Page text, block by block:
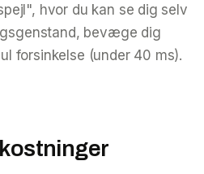
hvor du kan se dig selv
bevæge dig
forsinkelse (under 40 ms).